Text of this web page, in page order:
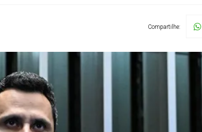
Compartilhe: